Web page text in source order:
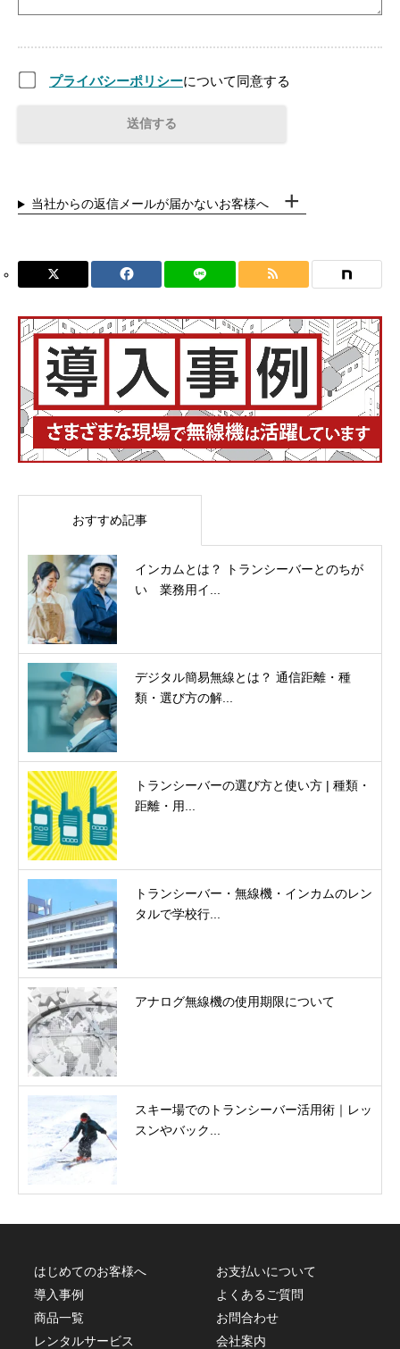
プライバシーポリシーについて同意する
当社からの返信メールが届かないお客様へ
おすすめ記事
インカムとは？ トランシーバーとのちが
い 業務用イ...
デジタル簡易無線とは？ 通信距離・種
類・選び方の解...
トランシーバーの選び方と使い方 | 種類・
距離・用...
トランシーバー・無線機・インカムのレン
タルで学校行...
アナログ無線機の使用期限について
スキー場でのトランシーバー活用術｜レッ
スンやバック...
はじめてのお客様へ
導入事例
商品一覧
レンタルサービス
お支払いについて
よくあるご質問
お問合わせ
会社案内